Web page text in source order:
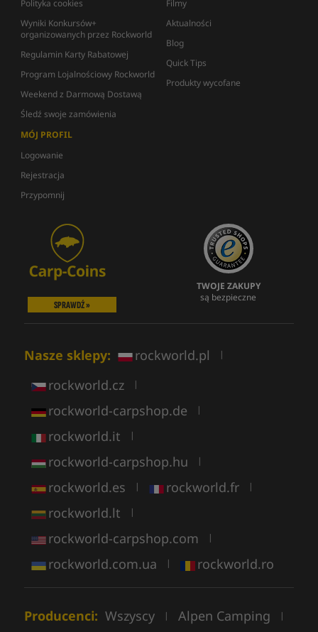
Polityka cookies
Wyniki Konkursów+
organizowanych przez Rockworld
Regulamin Karty Rabatowej
Program Lojalnościowy Rockworld
Weekend z Darmową Dostawą
Śledź swoje zamówienia
Filmy
Aktualności
Blog
Quick Tips
Produkty wycofane
MÓJ PROFIL
Logowanie
Rejestracja
Przypomnij
SPRAWDŹ »
TWOJE ZAKUPY
są bezpieczne
Nasze sklepy: rockworld.pl |
rockworld.cz |
rockworld-carpshop.de |
rockworld.it |
rockworld-carpshop.hu |
rockworld.es | rockworld.fr |
rockworld.lt |
rockworld-carpshop.com |
rockworld.com.ua | rockworld.ro
Producenci: Wszyscy | Alpen Camping |